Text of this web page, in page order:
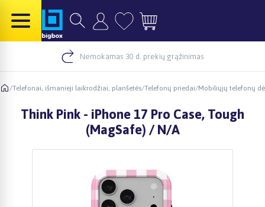
Nemokamas 30 d. prekių grąžinimas
/Telefonai, išmanieji laikrodžiai, planšetės/Telefonų priedai/Mobiliųjų telefonų
Think Pink - iPhone 17 Pro Case, Tough
(MagSafe) / N/A